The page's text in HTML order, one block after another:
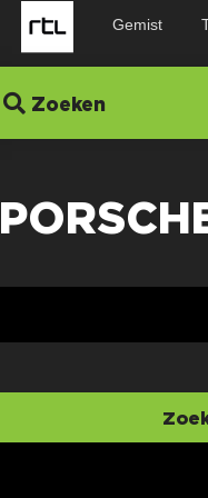
Gemist
Zoeken